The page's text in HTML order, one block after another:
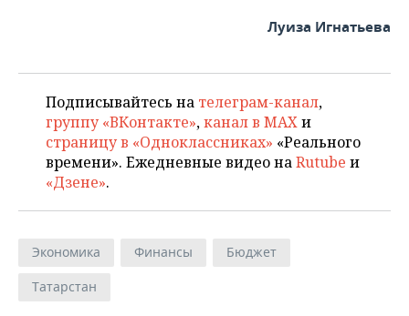
Луиза Игнатьева
Подписывайтесь на телеграм-канал,
группу «ВКонтакте»,канал в MAXи
страницу в «Одноклассниках» «Реального
времени». Ежедневные видео наRutube и
«Дзене».
Экономика Финансы
Бюджет
Татарстан